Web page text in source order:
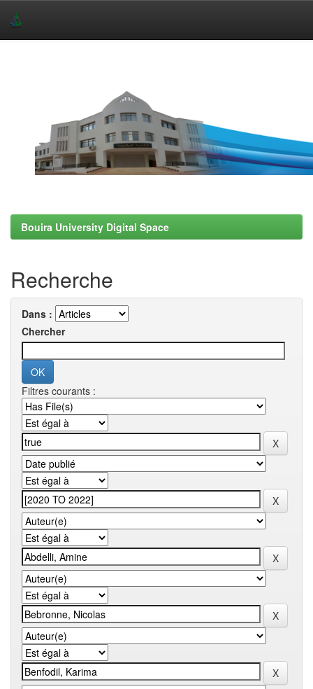
Bouira University Digital Space
Recherche
Dans :
Chercher
Filtres courants :